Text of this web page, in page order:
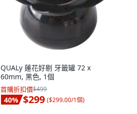
QUALy 蓮花好剔 牙籤罐 72 x
60mm, 黑色, 1個
首購折扣價$499
40% $299 ($299.00/1個)